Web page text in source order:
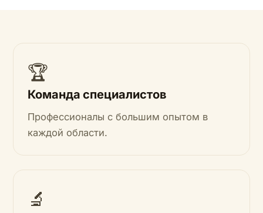
🏆
Команда специалистов
Профессионалы с большим опытом в
каждой области.
🔬